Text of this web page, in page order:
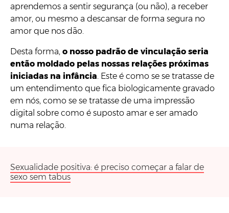
aprendemos a sentir segurança (ou não), a receber
amor, ou mesmo a descansar de forma segura no
amor que nos dão.
Desta forma, o nosso padrão de vinculação seria
então moldado pelas nossas relações próximas
iniciadas na infância. Este é como se se tratasse de
um entendimento que fica biologicamente gravado
em nós, como se se tratasse de uma impressão
digital sobre como é suposto amar e ser amado
numa relação.
Sexualidade positiva: é preciso começar a falar de
sexo sem tabus